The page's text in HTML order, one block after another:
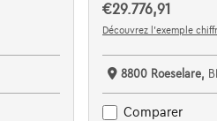
€29.776,91
Découvrez l’exemple
8800 Roeselare,
Comparer